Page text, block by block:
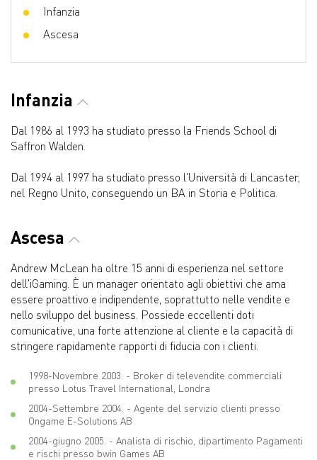
Infanzia
Ascesa
Infanzia
Dal 1986 al 1993 ha studiato presso la Friends School di
Saffron Walden.
Dal 1994 al 1997 ha studiato presso l'Università di Lancaster,
nel Regno Unito, conseguendo un BA in Storia e Politica.
Ascesa
Andrew McLean ha oltre 15 anni di esperienza nel settore
dell'iGaming. È un manager orientato agli obiettivi che ama
essere proattivo e indipendente, soprattutto nelle vendite e
nello sviluppo del business. Possiede eccellenti doti
comunicative, una forte attenzione al cliente e la capacità di
stringere rapidamente rapporti di fiducia con i clienti.
1998-Novembre 2003. - Broker di televendite commerciali
presso Lotus Travel International, Londra
2004-Settembre 2004. - Agente del servizio clienti presso
Ongame E-Solutions AB
2004-giugno 2005. - Analista di rischio, dipartimento Pagamenti
e rischi presso bwin Games AB